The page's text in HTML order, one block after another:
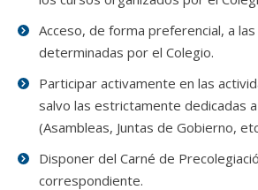
Acceso, de forma preferencial, a
determinadas por el Colegio.
Participar activamente en las
salvo las estrictamente dedicadas
(Asambleas, Juntas de Gobierno,
Disponer del Carné de
correspondiente.